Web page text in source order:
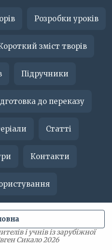
Розробки уроків
зміст творів
Підручники
до переказу
Статті
Контакти
і учнів із зарубіжної
Сикало 2026